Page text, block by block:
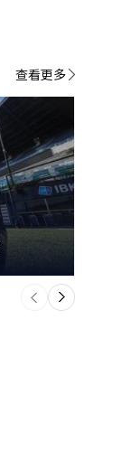
下
一
个
查看更多